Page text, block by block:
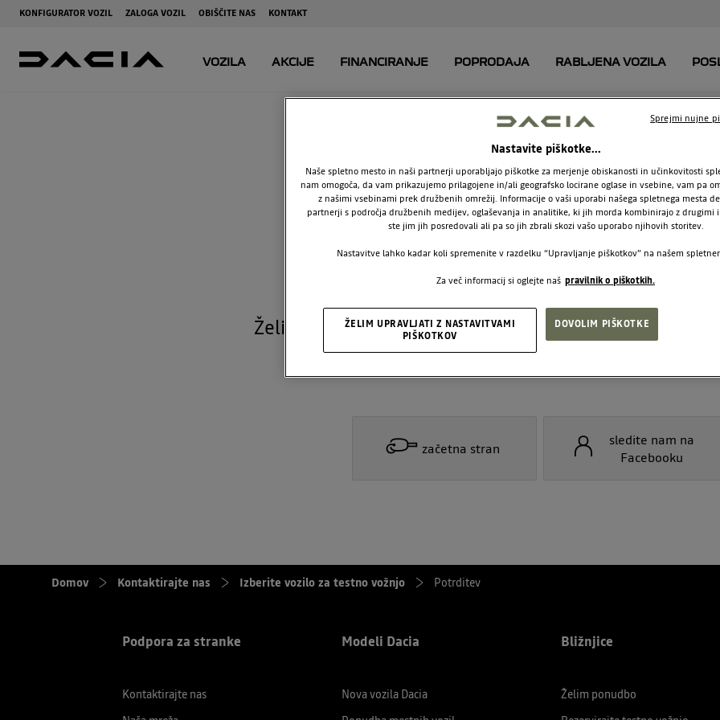
ZAHTEVA
HVALA!
Pooblaščeni prodajalec bo kmalu vzpostavil stik
Želite biti na tekočem z novicami o znamki Dacia in
začetna stran
sledite nam na
Facebooku
Nastavite piškotke...
Naše spletno mesto in naši partnerji uporabljajo piškotke za merjenje obiskanosti in učinkovitosti
nam omogoča, da vam prikazujemo prilagojene in/ali geografsko locirane oglase in vsebine, vam pa
z našimi vsebinami prek družbenih omrežij. Informacije o vaši uporabi našega spletnega mesta
partnerji s področja družbenih medijev, oglaševanja in analitike, ki jih morda kombinirajo z drugimi
ste jim jih posredovali ali pa so jih zbrali skozi vašo uporabo njihovih storitev.
Nastavitve lahko kadar koli spremenite v razdelku “Upravljanje piškotkov” na našem
Za več informacij si oglejte naš pravilnik o piškotkih.
DOVOLIM PIŠKOTKE
ŽELIM UPRAVLJATI Z NASTAVITVAMI
PIŠKOTKOV
Sprejmi nujne